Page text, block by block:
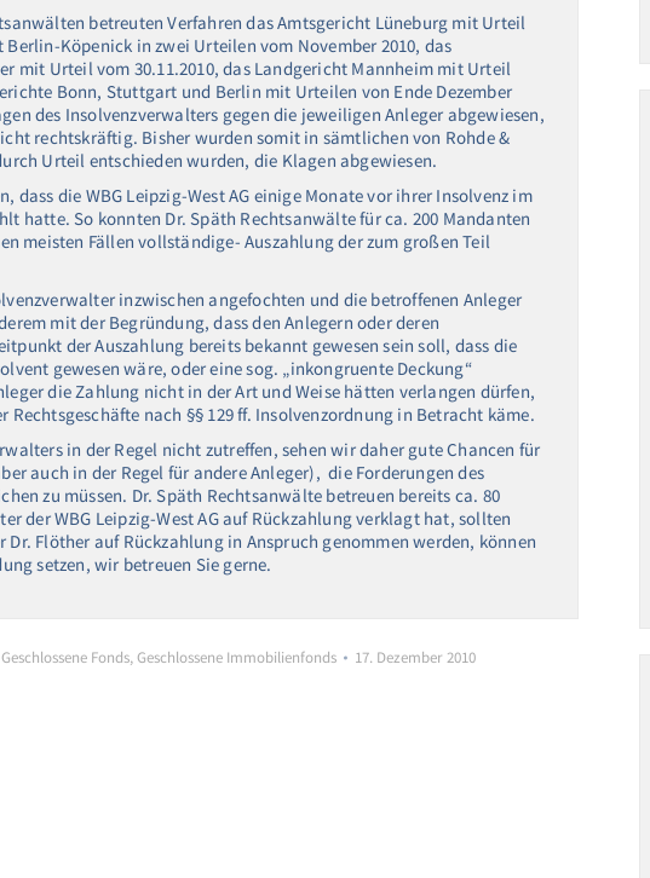
betreuten Verfahren das Amtsgericht Lüneburg mit Urteil
Berlin-Köpenick in zwei Urteilen vom November 2010, das
mit Urteil vom 30.11.2010, das Landgericht Mannheim mit Urteil
Bonn, Stuttgart und Berlin mit Urteilen von Ende Dezember
des Insolvenzverwalters gegen die jeweiligen Anleger abgewiesen,
rechtskräftig. Bisher wurden somit in sämtlichen von Rohde &
Urteil entschieden wurden, die Klagen abgewiesen.
dass die WBG Leipzig-West AG einige Monate vor ihrer Insolvenz im
hatte. So konnten Dr. Späth Rechtsanwälte für ca. 200 Mandanten
meisten Fällen vollständige- Auszahlung der zum großen Teil
inzwischen angefochten und die betroffenen Anleger
mit der Begründung, dass den Anlegern oder deren
der Auszahlung bereits bekannt gewesen sein soll, dass die
gewesen wäre, oder eine sog. „inkongruente Deckung“
die Zahlung nicht in der Art und Weise hätten verlangen dürfen,
Rechtsgeschäfte nach §§ 129 ff. Insolvenzordnung in Betracht käme.
in der Regel nicht zutreffen, sehen wir daher gute Chancen für
auch in der Regel für andere Anleger), die Forderungen des
zu müssen. Dr. Späth Rechtsanwälte betreuen bereits ca. 80
der WBG Leipzig-West AG auf Rückzahlung verklagt hat, sollten
Flöther auf Rückzahlung in Anspruch genommen werden, können
setzen, wir betreuen Sie gerne.
Geschlossene Fonds,Geschlossene Immobilienfonds 17. Dezember 2010